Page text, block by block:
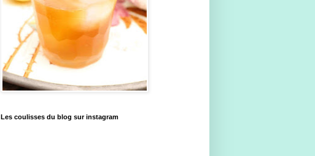
Les coulisses du blog sur instagram